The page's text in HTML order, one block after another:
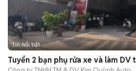
Tin nổi bật
Tuyển 2 bạn phụ rửa xe và làm DV